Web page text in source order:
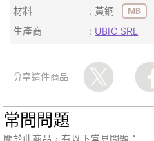
材料
黃銅 MB
生產商 UBIC SRL
分享這件商品
常問問題
關於此商品，有以下常見問題：